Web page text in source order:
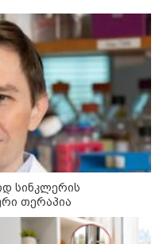
40 წლის
8 ოქროს წესი და
სამოსი
სინკლერის
თერაპია